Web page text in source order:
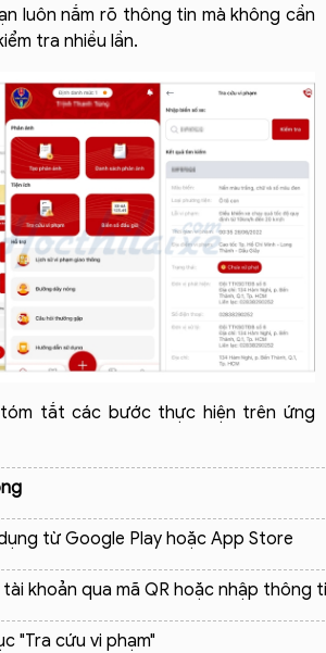
luôn nắm rõ thông tin mà không cần
tra nhiều lần.
tắt các bước thực hiện trên ứng
từ Google Play hoặc App Store
khoản qua mã QR hoặc nhập thông
"Tra cứu vi phạm"